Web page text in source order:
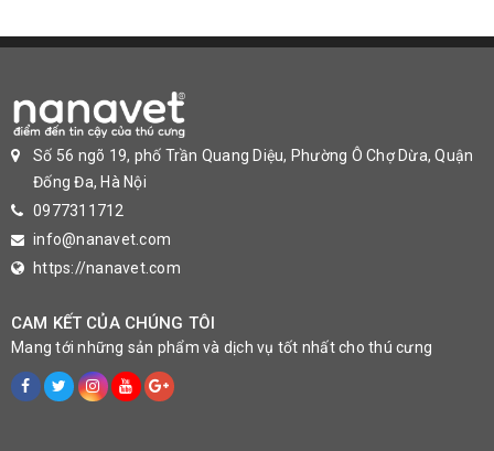
Số 56 ngõ 19, phố Trần Quang Diệu, Phường Ô Chợ Dừa, Quận
Đống Đa, Hà Nội
0977311712
info@nanavet.com
https://nanavet.com
CAM KẾT CỦA CHÚNG TÔI
Mang tới những sản phẩm và dịch vụ tốt nhất cho thú cưng